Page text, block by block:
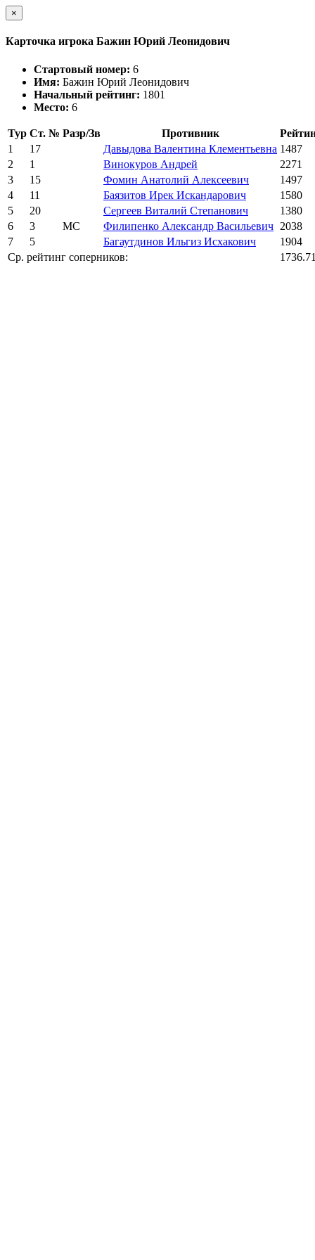
×
Карточка игрока Бажин Юрий Леонидович
Стартовый номер: 6
Имя: Бажин Юрий Леонидович
Начальный рейтинг: 1801
Место: 6
Тур Ст. № Разр/Зв Противник
1
17 Давыдова Валентина Клементьевна 1487
2
1 Винокуров Андрей
2271
3
15 Фомин Анатолий Алексеевич
1497
4
11 Баязитов Ирек Искандарович
1580
5
20 Сергеев Виталий Степанович
1380
6
3 МС Филипенко Александр Васильевич 2038
7
5 Багаутдинов Ильгиз Исхакович
1904
Ср. рейтинг соперников: